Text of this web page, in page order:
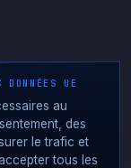
UE
au
des
le trafic et
tous les